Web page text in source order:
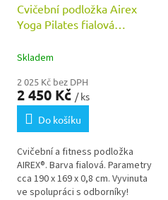
Cvičební podložka Airex
Yoga Pilates fialová
Skladem
2 025 Kč bez DPH
2 450 Kč / ks
Do košíku
Cvičební a fitness podložka
AIREX®. Barva fialová. Parametry
cca 190 x 169 x 0,8 cm. Vyvinuta
ve spolupráci s odborníky!